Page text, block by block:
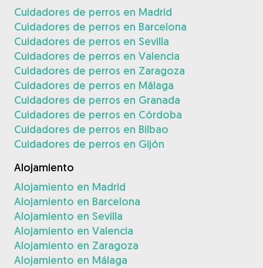
Cuidadores de perros en Madrid
Cuidadores de perros en Barcelona
Cuidadores de perros en Sevilla
Cuidadores de perros en Valencia
Cuidadores de perros en Zaragoza
Cuidadores de perros en Málaga
Cuidadores de perros en Granada
Cuidadores de perros en Córdoba
Cuidadores de perros en Bilbao
Cuidadores de perros en Gijón
Alojamiento
Alojamiento en Madrid
Alojamiento en Barcelona
Alojamiento en Sevilla
Alojamiento en Valencia
Alojamiento en Zaragoza
Alojamiento en Málaga